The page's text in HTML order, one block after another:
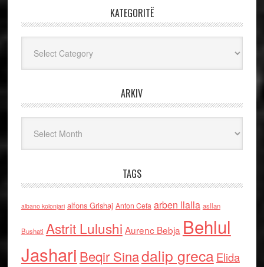
KATEGORITË
ARKIV
TAGS
albano kolonjari alfons Grishaj Anton Cefa arben llalla asllan
Bushati Astrit Lulushi Aurenc Bebja Behlul
Jashari Beqir Sinadalip grecaElida